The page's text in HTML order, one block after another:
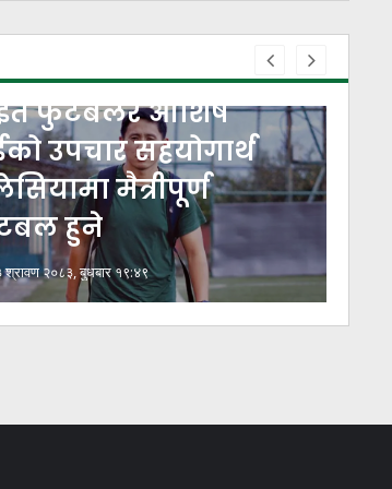
फुटबलर आशिष
उपचार सहयोगार्थ
मैत्रीपूर्ण
हुने
श्रावण २०८३, बुधबार १९:४९